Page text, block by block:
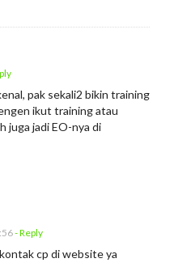
pak sekali2 bikin training
ikut training atau
juga jadi EO-nya di
- Reply
cp di website ya